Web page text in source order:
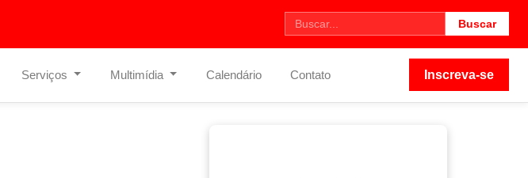
Buscar
Serviços Multimídia Calendário Contato Inscreva-se